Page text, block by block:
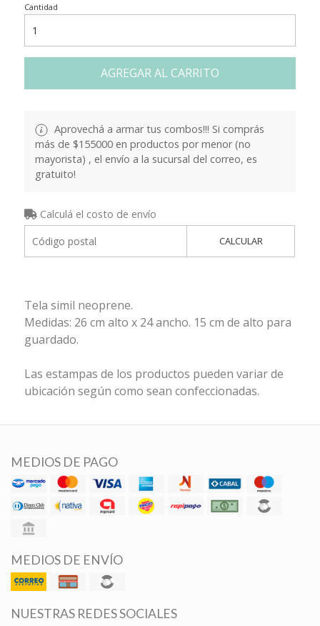
Cantidad
AGREGAR AL CARRITO
Aprovechá a armar tus combos!!! Si comprás
más de $155000 en productos por menor (no
mayorista) , el envío a la sucursal del correo, es
gratuito!
Calculá el costo de envío
CALCULAR
Tela simil neoprene.
Medidas: 26 cm alto x 24 ancho. 15 cm de alto para
guardado.
Las estampas de los productos pueden variar de
ubicación según como sean confeccionadas.
MEDIOS DE PAGO
MEDIOS DE ENVÍO
NUESTRAS REDES SOCIALES